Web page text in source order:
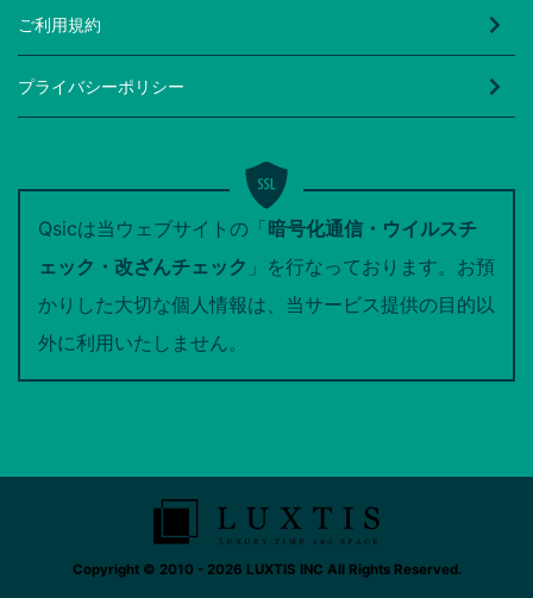
ご利用規約
プライバシーポリシー
Qsicは当ウェブサイトの「暗号化通信・ウイルスチ
ェック・改ざんチェック 」を行なっております。お預
かりした大切な個人情報は、当サービス提供の目的以
外に利用いたしません。
Copyright © 2010 - 2026 LUXTIS INC All Rights Reserved.